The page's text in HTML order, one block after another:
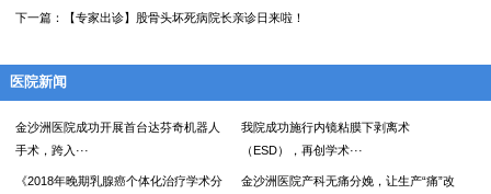
下一篇：
【专家出诊】股骨头坏死病院长亲诊日来啦！
医院新闻
金沙洲医院成功开展首台达芬奇机器人
手术，跨入···
我院成功施行内镜粘膜下剥离术
（ESD），再创学术···
《2018年晚期乳腺癌个体化治疗学术分
金沙洲医院产科无痛分娩，让生产“痛”改